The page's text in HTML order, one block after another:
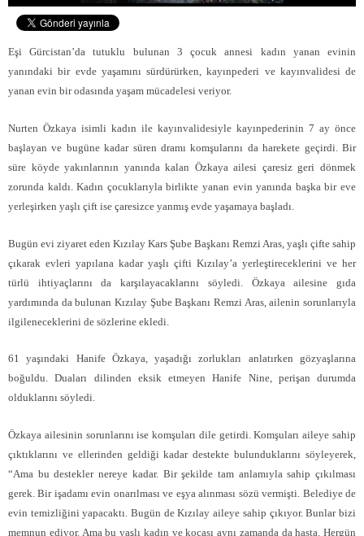
Eşi Gürcistan’da tutuklu bulunan 3 çocuk annesi kadın yanan evinin
yanındaki bir evde yaşamını sürdürürken, kayınpederi ve kayınvalidesi de
yanan evin bir odasında yaşam mücadelesi veriyor.
Nurten Özkaya isimli kadın ile kayınvalidesiyle kayınpederinin 7 ay önce
başlayan ve bugüne kadar süren dramı komşularını da harekete geçirdi. Bir
süre köyde yakınlarının yanında kalan Özkaya ailesi çaresiz geri dönmek
zorunda kaldı. Kadın çocuklarıyla birlikte yanan evin yanında başka bir eve
yerleşirken yaşlı çift ise çaresizce yanmış evde yaşamaya başladı.
Bugün evi ziyaret eden Kızılay Kars Şube Başkanı Remzi Aras, yaşlı çifte sahip
çıkarak evleri yapılana kadar yaşlı çifti Kızılay’a yerleştireceklerini ve her
türlü ihtiyaçlarını da karşılayacaklarını söyledi. Özkaya ailesine gıda
yardımında da bulunan Kızılay Şube Başkanı Remzi Aras, ailenin sorunlarıyla
ilgileneceklerini de sözlerine ekledi.
61 yaşındaki Hanife Özkaya, yaşadığı zorlukları anlatırken gözyaşlarına
boğuldu. Duaları dilinden eksik etmeyen Hanife Nine, perişan durumda
olduklarını söyledi.
Özkaya ailesinin sorunlarını ise komşuları dile getirdi. Komşuları aileye sahip
çıktıklarını ve ellerinden geldiği kadar destekte bulunduklarını söyleyerek,
“Ama bu destekler nereye kadar. Bir şekilde tam anlamıyla sahip çıkılması
gerek. Bir işadamı evin onarılması ve eşya alınması sözü vermişti. Belediye de
evin temizliğini yapacaktı. Bugün de Kızılay aileye sahip çıkıyor. Bunlar bizi
memnun ediyor. Ama bu yaşlı kadın ve kocası aynı zamanda da hasta. Hergün